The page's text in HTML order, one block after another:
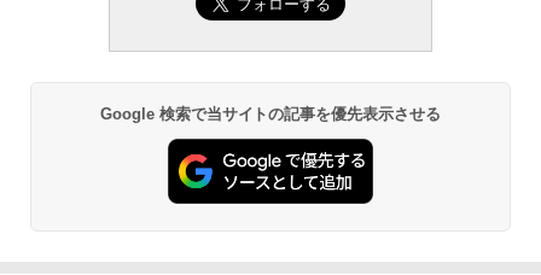
Google 検索で当サイトの記事を優先表示させる